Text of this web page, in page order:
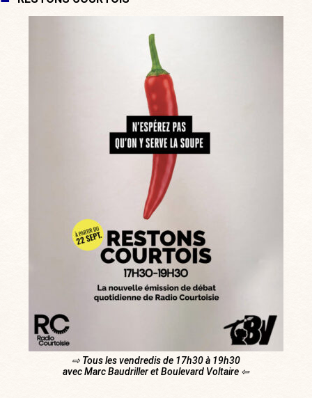
⇨ Tous les vendredis de 17h30 à 19h30
avec Marc Baudriller et Boulevard Voltaire ⇦